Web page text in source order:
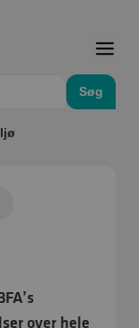
Søg
over hele